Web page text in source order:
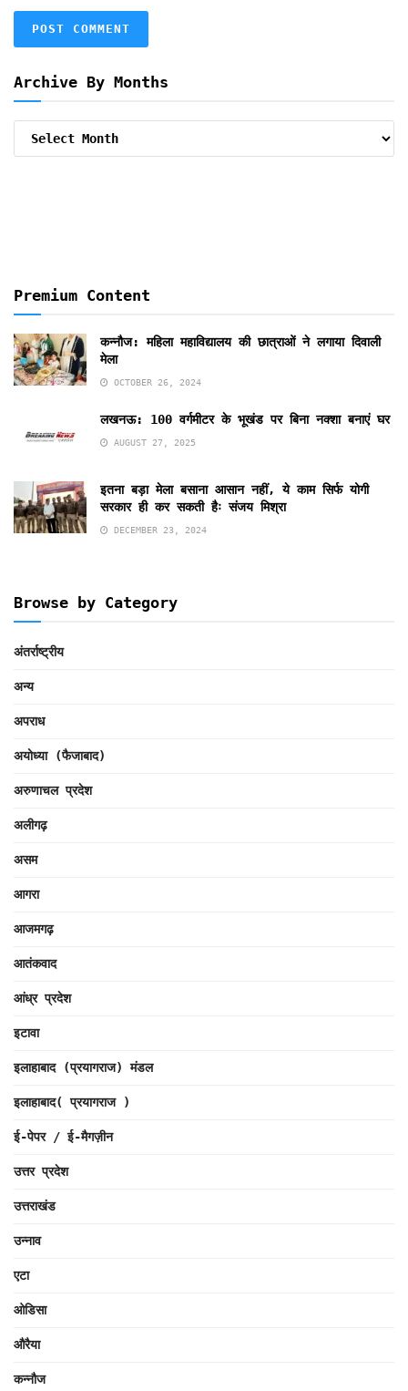
Archive By Months
Premium Content
कन्नौज: महिला महाविद्यालय की छात्राओं ने लगाया दिवाली
मेला
OCTOBER 26, 2024
लखनऊ: 100 वर्गमीटर के भूखंड पर बिना नक्शा बनाएं घर
AUGUST 27, 2025
इतना बड़ा मेला बसाना आसान नहीं, ये काम सिर्फ योगी
सरकार ही कर सकती हैः संजय मिश्रा
DECEMBER 23, 2024
Browse by Category
अंतर्राष्ट्रीय
अन्य
अपराध
अयोध्या (फैजाबाद)
अरुणाचल प्रदेश
अलीगढ़
असम
आगरा
आजमगढ़
आतंकवाद
आंध्र प्रदेश
इटावा
इलाहाबाद (प्रयागराज) मंडल
इलाहाबाद( प्रयागराज )
ई-पेपर / ई-मैगज़ीन
उत्तर प्रदेश
उत्तराखंड
उन्नाव
एटा
ओडिसा
औरैया
कन्नौज